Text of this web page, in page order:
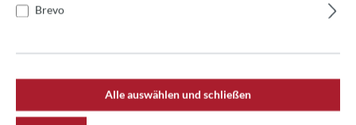
Izzo Panel im Austausch
Brevo
Alle auswählen und schließen